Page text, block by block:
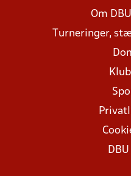
Om
Turneringer,